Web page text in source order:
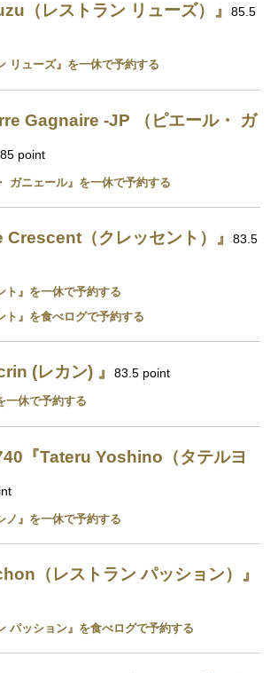
（レストラン リューズ）』
85.5
リューズ』を一休で予約する
Gagnaire -JP （ピエール・ ガ
85 point
ガニェール』を一休で予約する
（クレッセント）』
83.5
ト』を一休で予約する
ト』を食べログで予約する
(レカン) 』 83.5 point
一休で予約する
『Tateru Yoshino（タテルヨ
ノ』を一休で予約する
（レストラン パッション）』
パッション』を食べログで予約する